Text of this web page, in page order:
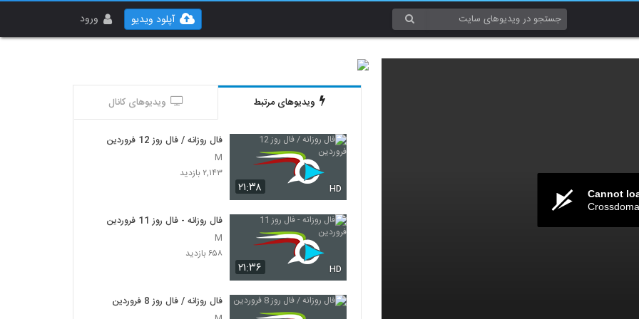
ورود آپلود ویدیو
Cannot
ویدیوهای مرتبط ویدیوهای کانال
۲۱:۳۸ HD
فال روزانه / فال روز 12 فروردین
M
۲,۱۴۳ بازدید
۲۱:۳۶ HD
فال روزانه - فال روز 11 فروردین
M
۶۵۸ بازدید
فال روزانه / فال روز 8 فروردین